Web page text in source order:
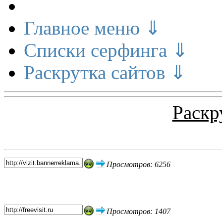
Главное меню ⇓
Списки серфинга ⇓
Раскрутка сайтов ⇓
Просмотров: 6256
Просмотров: 1407